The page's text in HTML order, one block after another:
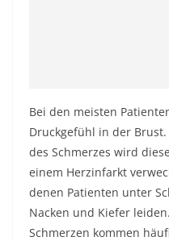
Bei den meisten
Druckgefühl in der
des Schmerzes wird
einem Herzinfarkt
denen Patienten unter
Nacken und Kiefer
Schmerzen kommen